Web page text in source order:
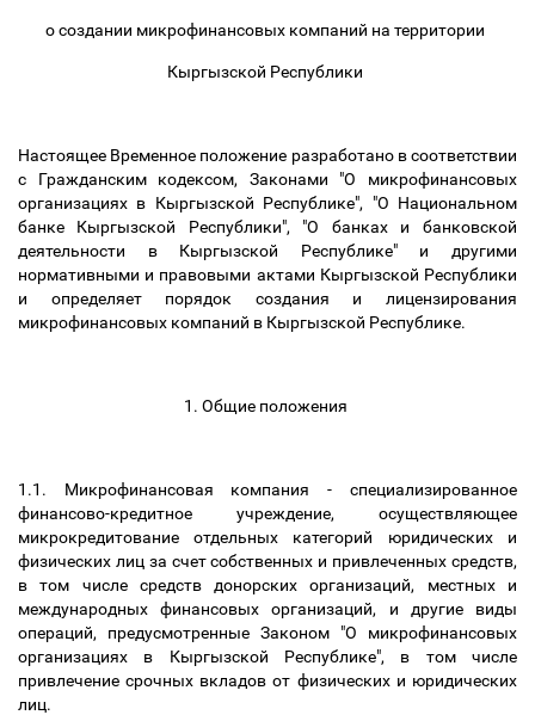
о создании микрофинансовых компаний на территории
Кыргызской Республики
Настоящее Временное положение разработано в соответствии
с Гражданским кодексом, Законами "О микрофинансовых
организациях в Кыргызской Республике", "О Национальном
банке Кыргызской Республики", "О банках и банковской
деятельности в Кыргызской Республике" и другими
нормативными и правовыми актами Кыргызской Республики
и определяет порядок создания и лицензирования
микрофинансовых компаний в Кыргызской Республике.
1. Общие положения
1.1. Микрофинансовая компания - специализированное
финансово-кредитное учреждение, осуществляющее
микрокредитование отдельных категорий юридических и
физических лиц за счет собственных и привлеченных средств,
в том числе средств донорских организаций, местных и
международных финансовых организаций, и другие виды
операций, предусмотренные Законом "О микрофинансовых
организациях в Кыргызской Республике", в том числе
привлечение срочных вкладов от физических и юридических
лиц.